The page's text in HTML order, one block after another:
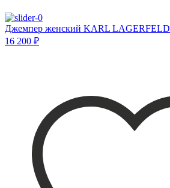
Джемпер женский KARL LAGERFELD
16 200 ₽